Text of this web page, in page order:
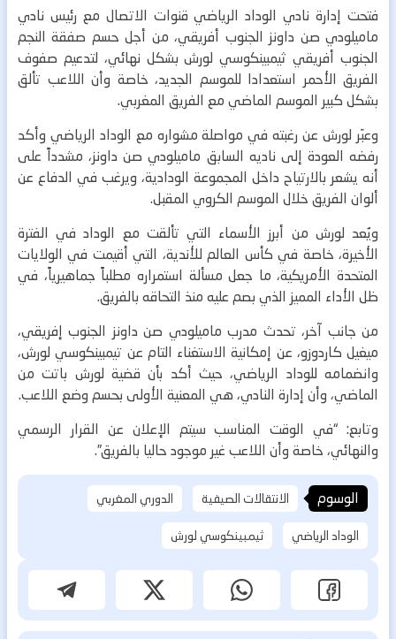
فتحت إدارة نادي الوداد الرياضي قنوات الاتصال مع رئيس نادي
ماميلودي صن داونز الجنوب أفريقي، من أجل حسم صفقة النجم
الجنوب أفريقي ثيمبينكوسي لورش بشكل نهائي، لتدعيم صفوف
الفريق الأحمر استعدادا للموسم الجديد، خاصة وأن اللاعب تألق
بشكل كبير الموسم الماضي مع الفريق المغربي.
وعبّر لورش عن رغبته في مواصلة مشواره مع الوداد الرياضي وأكد
رفضه العودة إلى ناديه السابق ماميلودي صن داونز، مشدداً على
أنه يشعر بالارتياح داخل المجموعة الودادية، ويرغب في الدفاع عن
ألوان الفريق خلال الموسم الكروي المقبل.
ويُعد لورش من أبرز الأسماء التي تألقت مع الوداد في الفترة
الأخيرة، خاصة في كأس العالم للأندية، التي أقيمت في الولايات
المتحدة الأمريكية، ما جعل مسألة استمراره مطلباً جماهيرياً، في
ظل الأداء المميز الذي بصم عليه منذ التحاقه بالفريق.
من جانب آخر، تحدث مدرب ماميلودي صن داونز الجنوب إفريقي،
ميغيل كاردوزو، عن إمكانية الاستغناء التام عن تيمبينكوسي لورش،
وانضمامه للوداد الرياضي، حيث أكد بأن قضية لورش باتت من
الماضي، وأن إدارة النادي، هي المعنية الأولى بحسم وضع اللاعب.
وتابع: “في الوقت المناسب سيتم الإعلان عن القرار الرسمي
والنهائي، خاصة وأن اللاعب غير موجود حاليا بالفريق”.
الوسوم الانتقالات الصيفية
الدوري المغربي
الوداد الرياضي
ثيمبينكوسي لورش